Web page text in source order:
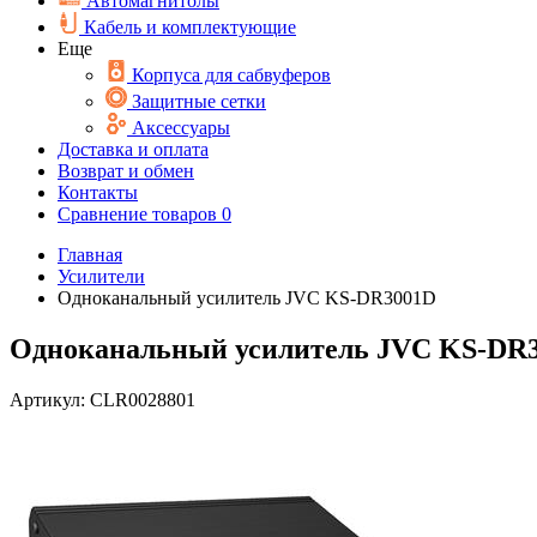
Кабель и комплектующие
Еще
Корпуса для сабвуферов
Защитные сетки
Аксессуары
Доставка и оплата
Возврат и обмен
Контакты
Сравнение товаров 0
Главная
Усилители
Одноканальный усилитель JVC KS-DR3001D
Одноканальный усилитель JVC KS-
Артикул: CLR0028801